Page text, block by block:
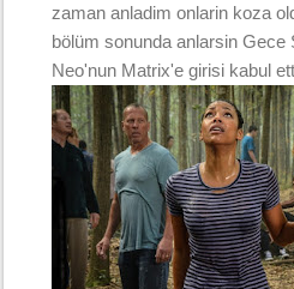
zaman anladim onlarin koza
bölüm sonunda anlarsin
Neo'nun Matrix'e girisi kabul